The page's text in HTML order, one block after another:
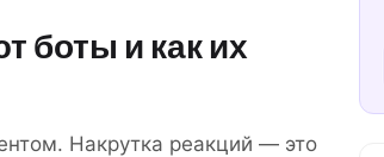
боты и как их
Накрутка реакций — это